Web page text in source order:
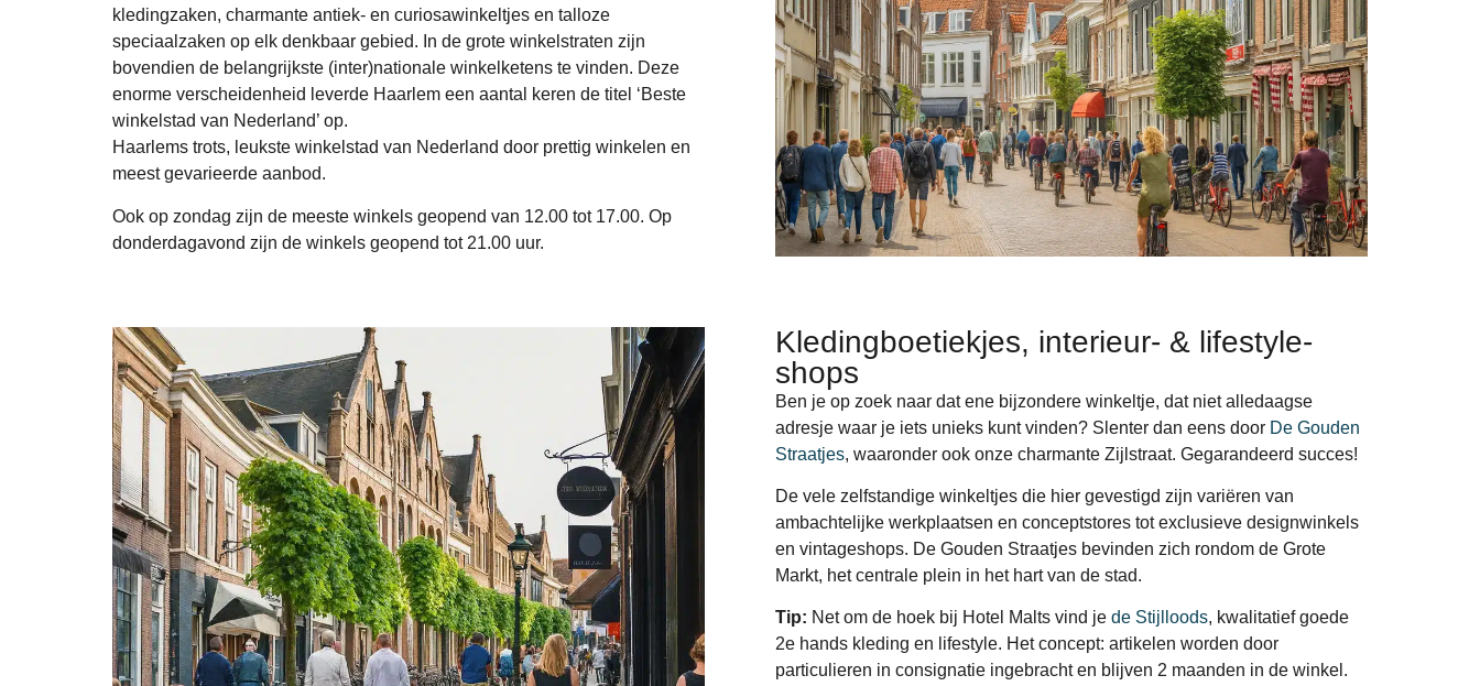
kledingzaken, charmante antiek- en curiosawinkeltjes en talloze
speciaalzaken op elk denkbaar gebied. In de grote winkelstraten zijn
bovendien de belangrijkste (inter)nationale winkelketens te vinden. Deze
enorme verscheidenheid leverde Haarlem een aantal keren de titel ‘Beste
winkelstad van Nederland’ op.
Haarlems trots, leukste winkelstad van Nederland door prettig winkelen en
meest gevarieerde aanbod.
Ook op zondag zijn de meeste winkels geopend van 12.00 tot 17.00. Op
donderdagavond zijn de winkels geopend tot 21.00 uur.
Kledingboetiekjes, interieur- & lifestyle-
shops
Ben je op zoek naar dat ene bijzondere winkeltje, dat niet alledaagse
adresje waar je iets unieks kunt vinden? Slenter dan eens door De Gouden
Straatjes, waaronder ook onze charmante Zijlstraat. Gegarandeerd succes!
De vele zelfstandige winkeltjes die hier gevestigd zijn variëren van
ambachtelijke werkplaatsen en conceptstores tot exclusieve designwinkels
en vintageshops. De Gouden Straatjes bevinden zich rondom de Grote
Markt, het centrale plein in het hart van de stad.
Tip: Net om de hoek bij Hotel Malts vind je de Stijlloods, kwalitatief goede
2e hands kleding en lifestyle. Het concept: artikelen worden door
particulieren in consignatie ingebracht en blijven 2 maanden in de winkel.